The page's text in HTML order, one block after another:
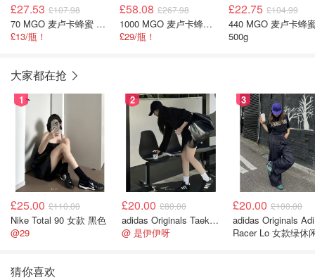
£27.53 £107.98
70 MGO 麦卢卡蜂蜜 500g*2瓶
£13/瓶！
£58.08 £267.98
1000 MGO 麦卢卡蜂蜜 250g*2瓶
£29/瓶！
£22.75 £104.99
440 MGO 麦卢卡蜂
500g
大家都在抢
1
£25.00 £110.00
Nike Total 90 女款 黑色
@29
2
£20.00 £80.00
adidas Originals Taekwondo 女款黑色运动鞋
@ 是伊伊呀
3
£20.00 £100.00
adidas Originals Adi
Racer Lo 女款绿休
猜你喜欢